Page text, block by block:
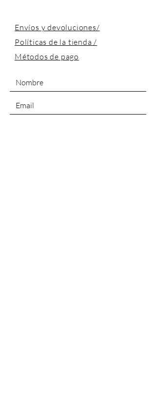
Envíos y devoluciones/
Políticas de la tienda /
Métodos de pago